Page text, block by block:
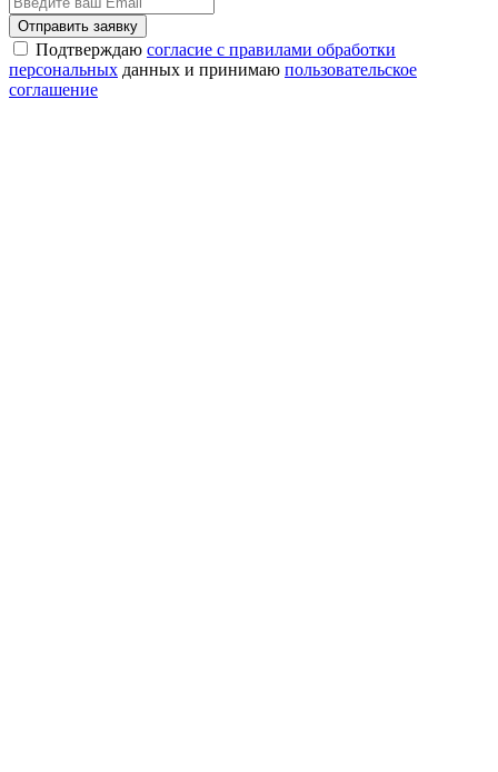
Отправить заявку
Подтверждаю согласие с правилами обработки
персональных данных и принимаю пользовательское
соглашение